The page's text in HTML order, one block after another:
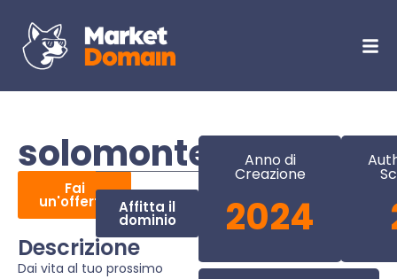
solomontessori.it
Fai
un'offerta Affitta il
dominio
Descrizione
Dai vita al tuo prossimo
Anno di
Creazione
2024